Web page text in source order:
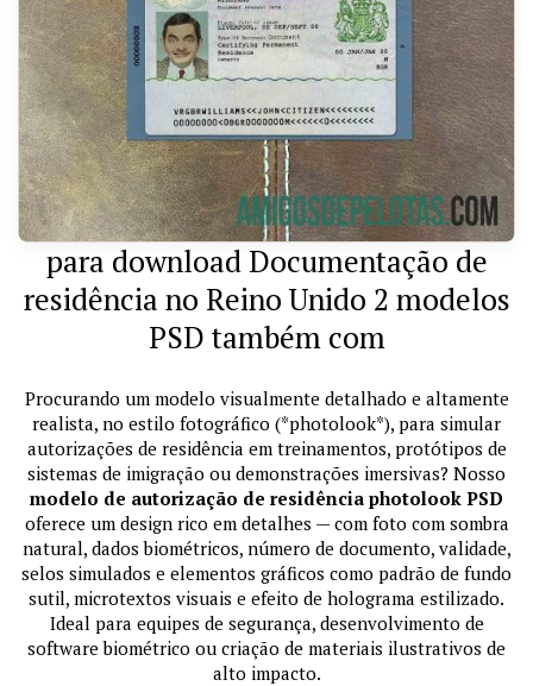
para download Documentação de
residência no Reino Unido 2 modelos
PSD também com
Procurando um modelo visualmente detalhado e altamente
realista, no estilo fotográfico (*photolook*), para simular
autorizações de residência em treinamentos, protótipos de
sistemas de imigração ou demonstrações imersivas? Nosso
modelo de autorização de residência photolook PSD
oferece um design rico em detalhes — com foto com sombra
natural, dados biométricos, número de documento, validade,
selos simulados e elementos gráficos como padrão de fundo
sutil, microtextos visuais e efeito de holograma estilizado.
Ideal para equipes de segurança, desenvolvimento de
software biométrico ou criação de materiais ilustrativos de
alto impacto.